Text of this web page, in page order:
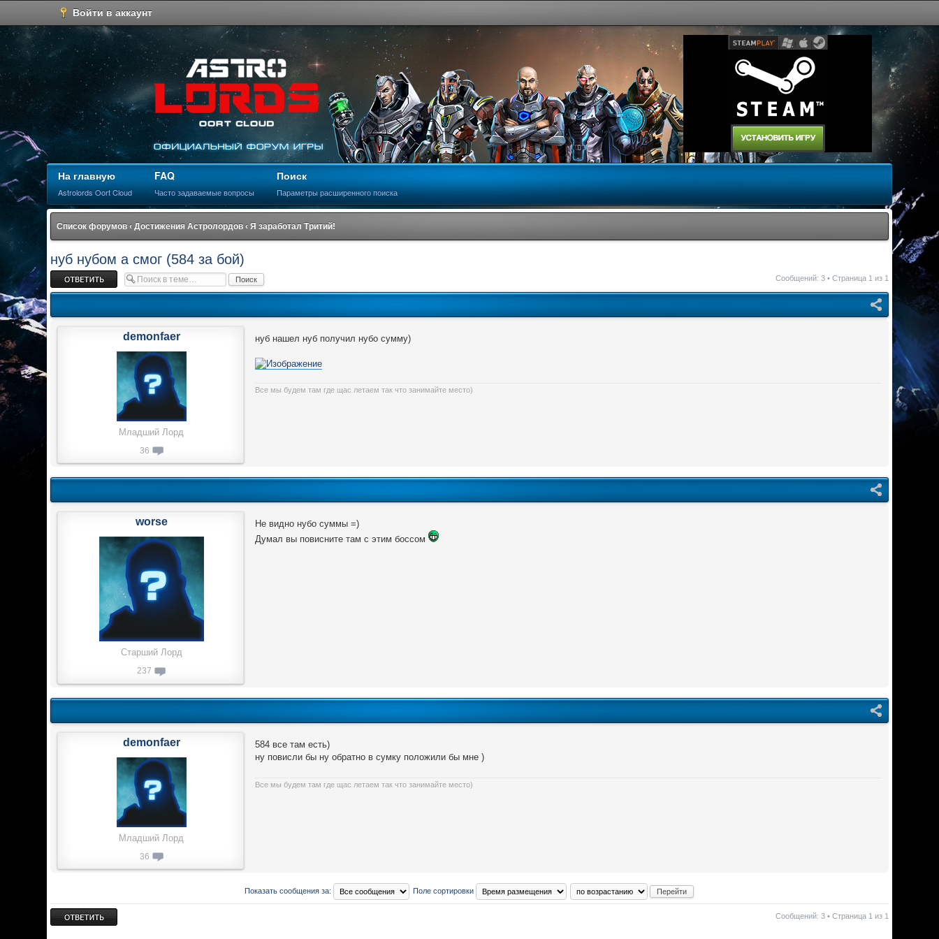
Войти в аккаунт
На главную
Astrolords Oort Cloud
FAQ
Часто задаваемые вопросы
Поиск
Параметры расширенного поиска
Список форумов ‹ Достижения Астролордов ‹ Я заработал Тритий!
нуб нубом а смог (584 за бой)
Ответить Сообщений: 3 • Страница 1 из 1
нуб нашел нуб получил нубо сумму)
Все мы будем там где щас летаем так что занимайте место)
demonfaer
Младший Лорд
36
Не видно нубо суммы =)
Думал вы повисните там с этим боссом
worse
Старший Лорд
237
584 все там есть)
ну повисли бы ну обратно в сумку положили бы мне )
Все мы будем там где щас летаем так что занимайте место)
demonfaer
Младший Лорд
36
Показать сообщения за: Поле сортировки
Ответить Сообщений: 3 • Страница 1 из 1